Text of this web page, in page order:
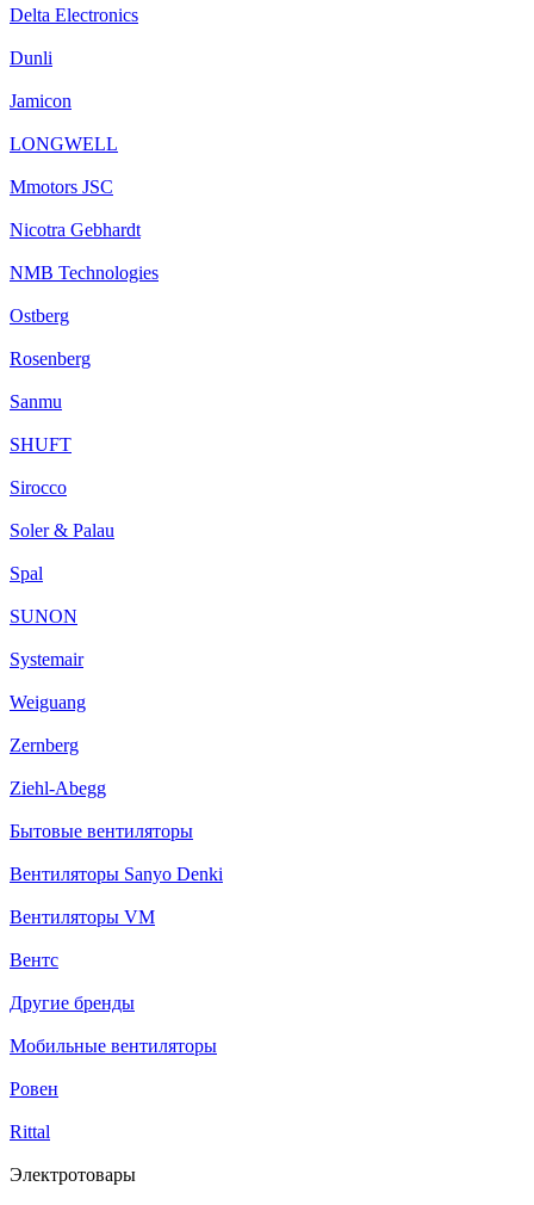
Delta Electronics
Dunli
Jamicon
LONGWELL
Mmotors JSC
Nicotra Gebhardt
NMB Technologies
Ostberg
Rosenberg
Sanmu
SHUFT
Sirocco
Soler & Palau
Spal
SUNON
Systemair
Weiguang
Zernberg
Ziehl-Abegg
Бытовые вентиляторы
Вентиляторы Sanyo Denki
Вентиляторы VM
Вентс
Другие бренды
Мобильные вентиляторы
Ровен
Rittal
Электротовары